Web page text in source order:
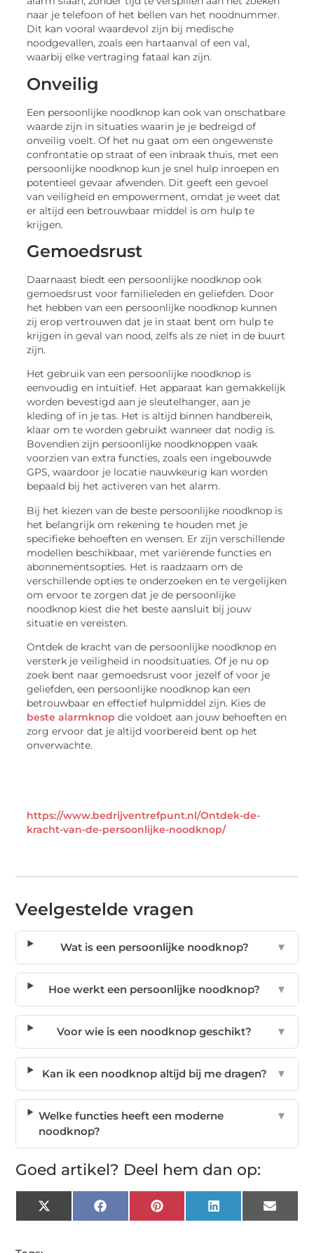
naar je telefoon of het bellen van het noodnummer.
Dit kan vooral waardevol zijn bij medische
noodgevallen, zoals een hartaanval of een val,
waarbij elke vertraging fataal kan zijn.
Onveilig
Een persoonlijke noodknop kan ook van onschatbare
waarde zijn in situaties waarin je je bedreigd of
onveilig voelt. Of het nu gaat om een ongewenste
confrontatie op straat of een inbraak thuis, met een
persoonlijke noodknop kun je snel hulp inroepen en
potentieel gevaar afwenden. Dit geeft een gevoel
van veiligheid en empowerment, omdat je weet dat
er altijd een betrouwbaar middel is om hulp te
krijgen.
Gemoedsrust
Daarnaast biedt een persoonlijke noodknop ook
gemoedsrust voor familieleden en geliefden. Door
het hebben van een persoonlijke noodknop kunnen
zij erop vertrouwen dat je in staat bent om hulp te
krijgen in geval van nood, zelfs als ze niet in de buurt
zijn.
Het gebruik van een persoonlijke noodknop is
eenvoudig en intuïtief. Het apparaat kan gemakkelijk
worden bevestigd aan je sleutelhanger, aan je
kleding of in je tas. Het is altijd binnen handbereik,
klaar om te worden gebruikt wanneer dat nodig is.
Bovendien zijn persoonlijke noodknoppen vaak
voorzien van extra functies, zoals een ingebouwde
GPS, waardoor je locatie nauwkeurig kan worden
bepaald bij het activeren van het alarm.
Bij het kiezen van de beste persoonlijke noodknop is
het belangrijk om rekening te houden met je
specifieke behoeften en wensen. Er zijn verschillende
modellen beschikbaar, met variërende functies en
abonnementsopties. Het is raadzaam om de
verschillende opties te onderzoeken en te vergelijken
om ervoor te zorgen dat je de persoonlijke
noodknop kiest die het beste aansluit bij jouw
situatie en vereisten.
Ontdek de kracht van de persoonlijke noodknop en
versterk je veiligheid in noodsituaties. Of je nu op
zoek bent naar gemoedsrust voor jezelf of voor je
geliefden, een persoonlijke noodknop kan een
betrouwbaar en effectief hulpmiddel zijn. Kies de
beste alarmknop die voldoet aan jouw behoeften en
zorg ervoor dat je altijd voorbereid bent op het
onverwachte.
https://www.bedrijventrefpunt.nl/Ontdek-de-
kracht-van-de-persoonlijke-noodknop/
Veelgestelde vragen
Wat is een persoonlijke noodknop? ▼
Hoe werkt een persoonlijke noodknop? ▼
Voor wie is een noodknop geschikt? ▼
Kan ik een noodknop altijd bij me dragen? ▼
Welke functies heeft een moderne
noodknop?
▼
Goed artikel? Deel hem dan op:
X
(Twitter)
FacebookPinterest LinkedIn Email